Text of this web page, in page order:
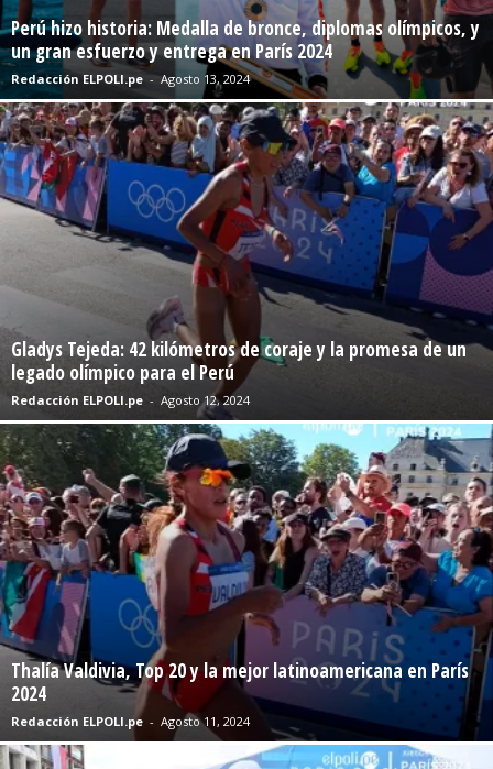
Perú hizo historia: Medalla de bronce, diplomas olímpicos, y
un gran esfuerzo y entrega en París 2024
Redacción ELPOLI.pe - Agosto 13, 2024
Gladys Tejeda: 42 kilómetros de coraje y la promesa de un
legado olímpico para el Perú
Redacción ELPOLI.pe - Agosto 12, 2024
Thalía Valdivia, Top 20 y la mejor latinoamericana en París
2024
Redacción ELPOLI.pe - Agosto 11, 2024